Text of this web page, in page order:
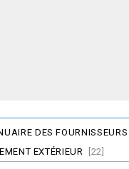
DES FOURNISSEURS
EXTÉRIEUR
[22]